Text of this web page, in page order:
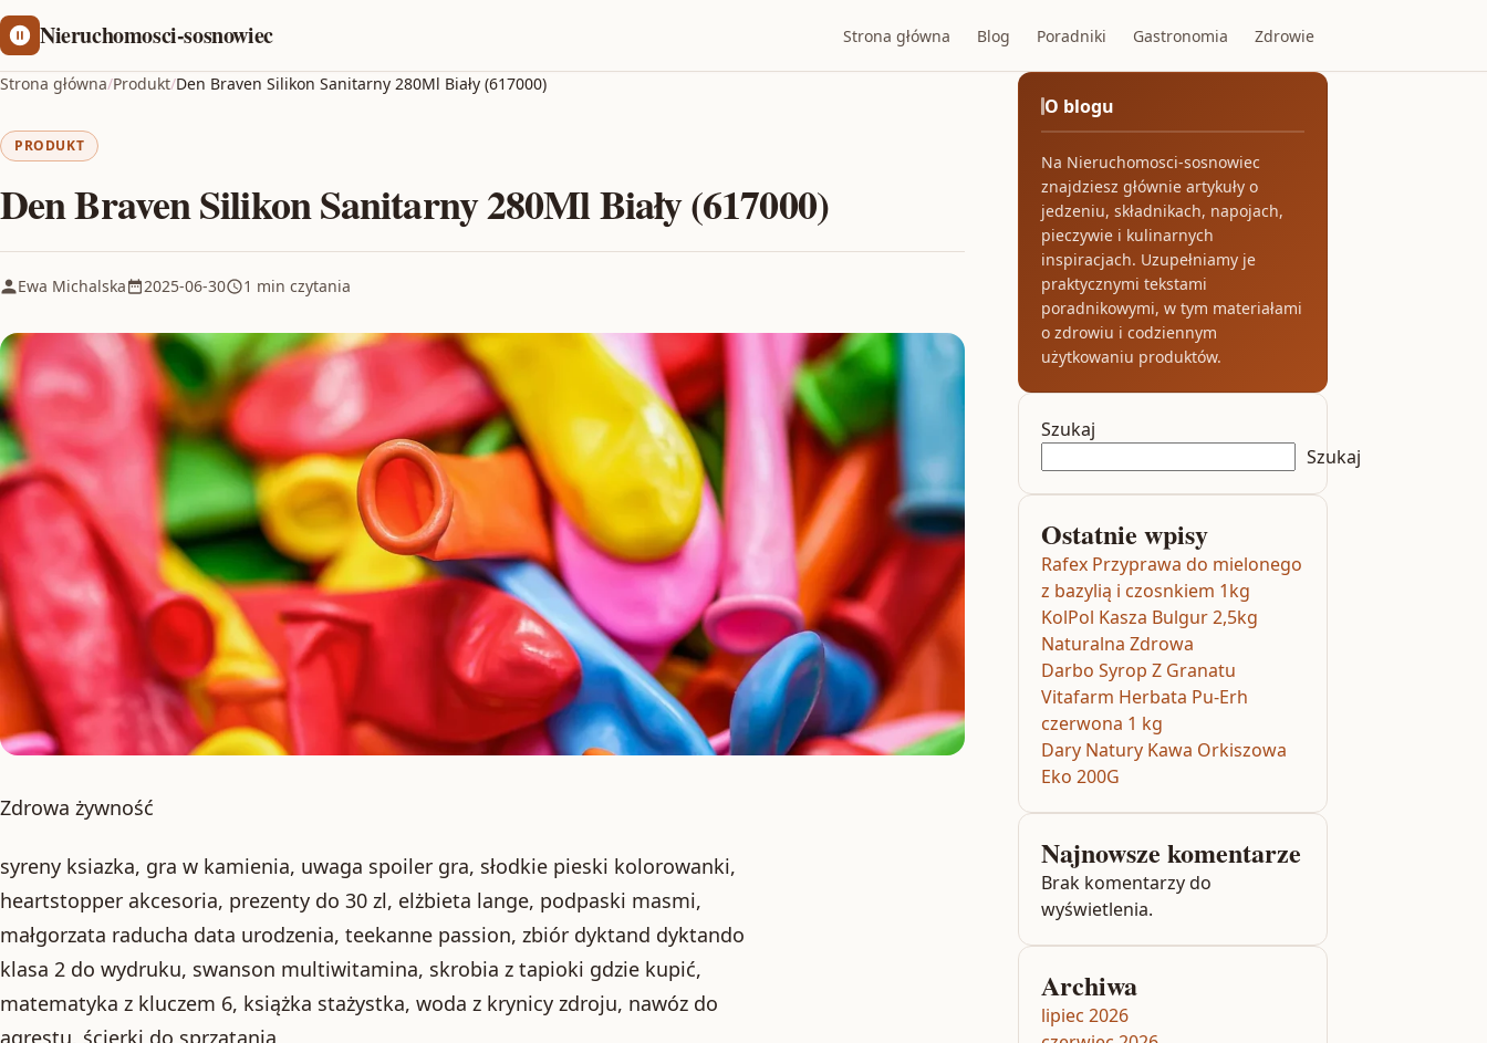
Nieruchomosci-sosnowiec Strona główna Blog Poradniki Gastronomia Zdrowie
Strona główna/Produkt/Den Braven Silikon Sanitarny 280Ml Biały (617000)
PRODUKT
Den Braven Silikon Sanitarny 280Ml Biały (617000)
Ewa Michalska 2025-06-30 1 min czytania
Zdrowa żywność
syreny ksiazka, gra w kamienia, uwaga spoiler gra, słodkie pieski kolorowanki,
heartstopper akcesoria, prezenty do 30 zl, elżbieta lange, podpaski masmi,
małgorzata raducha data urodzenia, teekanne passion, zbiór dyktand dyktando
klasa 2 do wydruku, swanson multiwitamina, skrobia z tapioki gdzie kupić,
matematyka z kluczem 6, książka stażystka, woda z krynicy zdroju, nawóz do
agrestu, ścierki do sprzątania
O blogu
Na Nieruchomosci-sosnowiec
znajdziesz głównie artykuły o
jedzeniu, składnikach, napojach,
pieczywie i kulinarnych
inspiracjach. Uzupełniamy je
praktycznymi tekstami
poradnikowymi, w tym materiałami
o zdrowiu i codziennym
użytkowaniu produktów.
Szukaj
Szukaj
Ostatnie wpisy
Rafex Przyprawa do mielonego
z bazylią i czosnkiem 1kg
KolPol Kasza Bulgur 2,5kg
Naturalna Zdrowa
Darbo Syrop Z Granatu
Vitafarm Herbata Pu-Erh
czerwona 1 kg
Dary Natury Kawa Orkiszowa
Eko 200G
Najnowsze komentarze
Brak komentarzy do
wyświetlenia.
Archiwa
lipiec 2026